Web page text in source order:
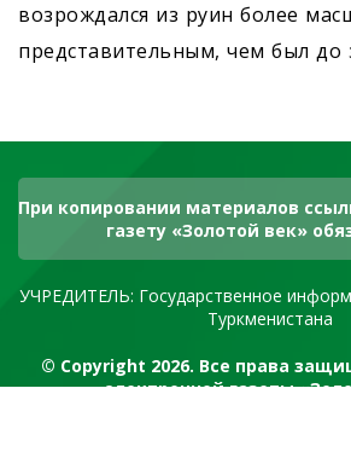
возрождался из руин более
представительным, чем был до
При копировании материалов
газету «Золотой век»
УЧРЕДИТЕЛЬ: Государственное
Туркменистана
© Copyright 2026. Все права
электронной газеты